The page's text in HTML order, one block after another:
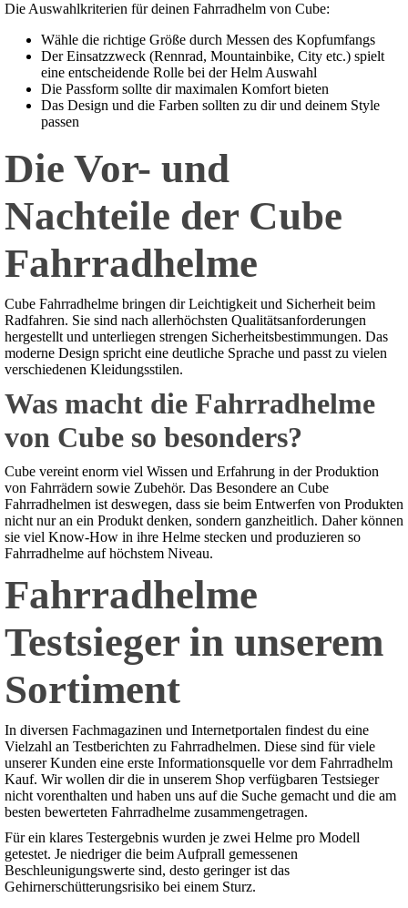
Die Auswahlkriterien für deinen Fahrradhelm von Cube:
Wähle die richtige Größe durch Messen des Kopfumfangs
Der Einsatzzweck (Rennrad, Mountainbike, City etc.) spielt
eine entscheidende Rolle bei der Helm Auswahl
Die Passform sollte dir maximalen Komfort bieten
Das Design und die Farben sollten zu dir und deinem Style
passen
Die Vor- und
Nachteile der Cube
Fahrradhelme
Cube Fahrradhelme bringen dir Leichtigkeit und Sicherheit beim
Radfahren. Sie sind nach allerhöchsten Qualitätsanforderungen
hergestellt und unterliegen strengen Sicherheitsbestimmungen. Das
moderne Design spricht eine deutliche Sprache und passt zu vielen
verschiedenen Kleidungsstilen.
Was macht die Fahrradhelme
von Cube so besonders?
Cube vereint enorm viel Wissen und Erfahrung in der Produktion
von Fahrrädern sowie Zubehör. Das Besondere an Cube
Fahrradhelmen ist deswegen, dass sie beim Entwerfen von Produkten
nicht nur an ein Produkt denken, sondern ganzheitlich. Daher können
sie viel Know-How in ihre Helme stecken und produzieren so
Fahrradhelme auf höchstem Niveau.
Fahrradhelme
Testsieger in unserem
Sortiment
In diversen Fachmagazinen und Internetportalen findest du eine
Vielzahl an Testberichten zu Fahrradhelmen. Diese sind für viele
unserer Kunden eine erste Informationsquelle vor dem Fahrradhelm
Kauf. Wir wollen dir die in unserem Shop verfügbaren Testsieger
nicht vorenthalten und haben uns auf die Suche gemacht und die am
besten bewerteten Fahrradhelme zusammengetragen.
Für ein klares Testergebnis wurden je zwei Helme pro Modell
getestet. Je niedriger die beim Aufprall gemessenen
Beschleunigungswerte sind, desto geringer ist das
Gehirnerschütterungsrisiko bei einem Sturz.